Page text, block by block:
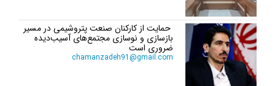
حمایت از کارکنان صنعت پتروشیمی در مسیر
بازسازی و نوسازی مجتمع‌های آسیب‌دیده
ضروری است
chamanzadeh91@gmail.com